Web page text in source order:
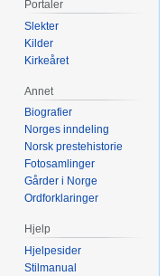
Portaler
Slekter
Kilder
Kirkeåret
Annet
Biografier
Norges inndeling
Norsk prestehistorie
Fotosamlinger
Gårder i Norge
Ordforklaringer
Hjelp
Hjelpesider
Stilmanual